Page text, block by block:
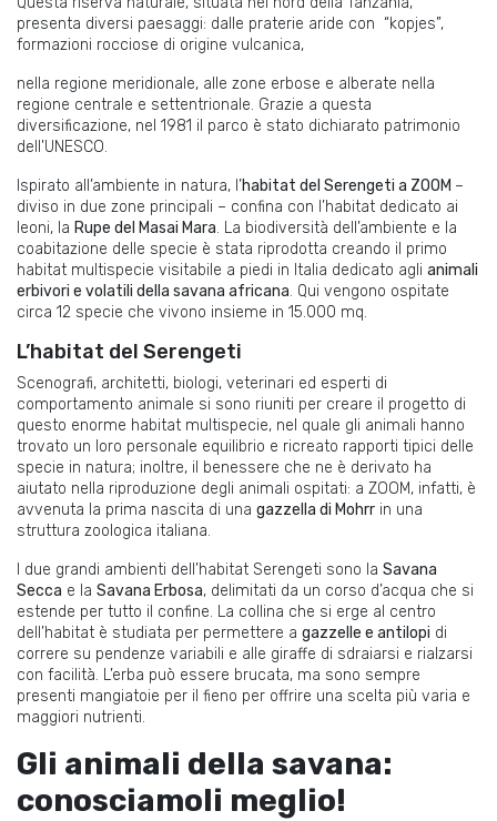
presenta diversi paesaggi: dalle praterie aride con “kopjes”,
formazioni rocciose di origine vulcanica,
nella regione meridionale, alle zone erbose e alberate nella
regione centrale e settentrionale. Grazie a questa
diversificazione, nel 1981 il parco è stato dichiarato patrimonio
dell’UNESCO.
Ispirato all’ambiente in natura, l’habitat del Serengeti a ZOOM –
diviso in due zone principali – confina con l’habitat dedicato ai
leoni, la Rupe del Masai Mara. La biodiversità dell’ambiente e la
coabitazione delle specie è stata riprodotta creando il primo
habitat multispecie visitabile a piedi in Italia dedicato agli animali
erbivori e volatili della savana africana. Qui vengono ospitate
circa 12 specie che vivono insieme in 15.000 mq.
L’habitat del Serengeti
Scenografi, architetti, biologi, veterinari ed esperti di
comportamento animale si sono riuniti per creare il progetto di
questo enorme habitat multispecie, nel quale gli animali hanno
trovato un loro personale equilibrio e ricreato rapporti tipici delle
specie in natura; inoltre, il benessere che ne è derivato ha
aiutato nella riproduzione degli animali ospitati: a ZOOM, infatti, è
avvenuta la prima nascita di una gazzella di Mohrr in una
struttura zoologica italiana.
I due grandi ambienti dell’habitat Serengeti sono la Savana
Secca e la Savana Erbosa, delimitati da un corso d’acqua che si
estende per tutto il confine. La collina che si erge al centro
dell’habitat è studiata per permettere a gazzelle e antilopi di
correre su pendenze variabili e alle giraffe di sdraiarsi e rialzarsi
con facilità. L’erba può essere brucata, ma sono sempre
presenti mangiatoie per il fieno per offrire una scelta più varia e
maggiori nutrienti.
Gli animali della savana:
conosciamoli meglio!